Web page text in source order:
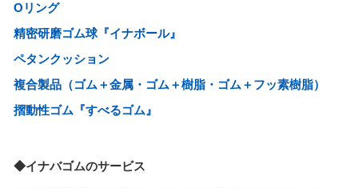
Oリング
精密研磨ゴム球『イナボール』
ペタンクッション
複合製品（ゴム＋金属・ゴム＋樹脂・ゴム＋フッ素樹脂）
摺動性ゴム『すべるゴム』
◆イナバゴムのサービス